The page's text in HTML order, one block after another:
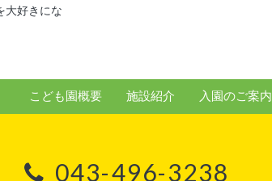
大好きにな
こども園概要 施設紹介 入園のご案内
043-496-3238